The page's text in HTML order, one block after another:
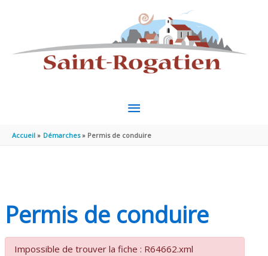
MENU
PRINCIPAL
Accueil Démarches Permis de conduire
Permis de conduire
Impossible de trouver la fiche : R64662.xml